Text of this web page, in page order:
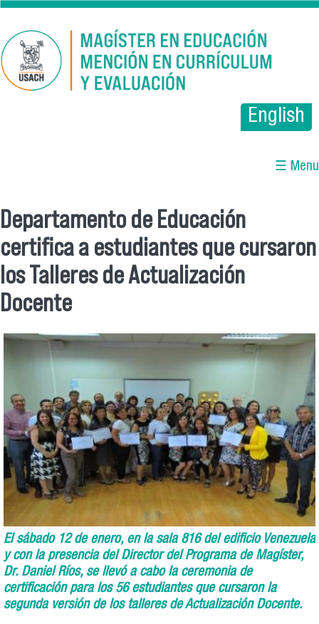
Pasar al contenido principal
English
☰ Menu
Se encuentra usted aquí
Departamento de Educación
certifica a estudiantes que cursaron
los Talleres de Actualización
Docente
El sábado 12 de enero, en la sala 816 del edificio Venezuela
y con la presencia del Director del Programa de Magíster,
Dr. Daniel Ríos, se llevó a cabo la ceremonia de
certificación para los 56 estudiantes que cursaron la
segunda versión de los talleres de Actualización Docente.